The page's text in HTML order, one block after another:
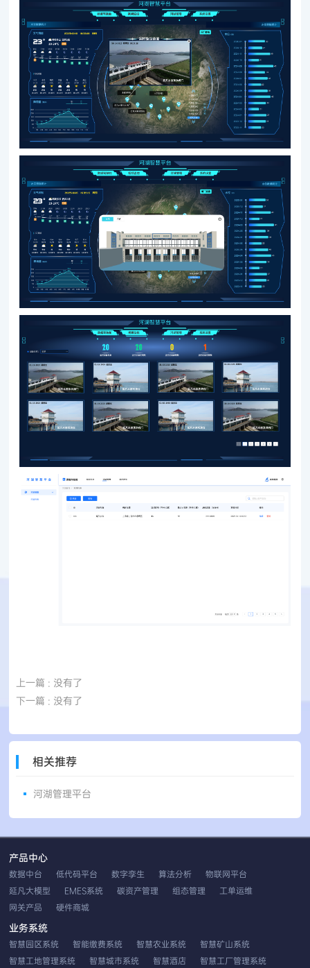
上一篇 : 没有了
下一篇 : 没有了
相关推荐
河湖管理平台
产品中心
数据中台 低代码平台 数字孪生 算法分析
物联网平台
延凡大模型
EMES系统 碳资产管理 组态管理
工单运维
网关产品
硬件商城
业务系统
智慧园区系统 智能缴费系统 智慧农业系统
智慧矿山系统
智慧工地管理系统
智慧城市系统 智慧酒店
智慧工厂管理系统